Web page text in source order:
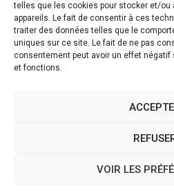
telles que les cookies pour stocker et/
appareils. Le fait de consentir à ces
traiter des données telles que le
uniques sur ce site. Le fait de ne pas
consentement peut avoir un effet
et fonctions.
VOIR LES
Mentions
Traitement de
(sites